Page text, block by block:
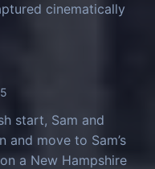
cinematically
start, Sam and
and move to Sam’s
a New Hampshire